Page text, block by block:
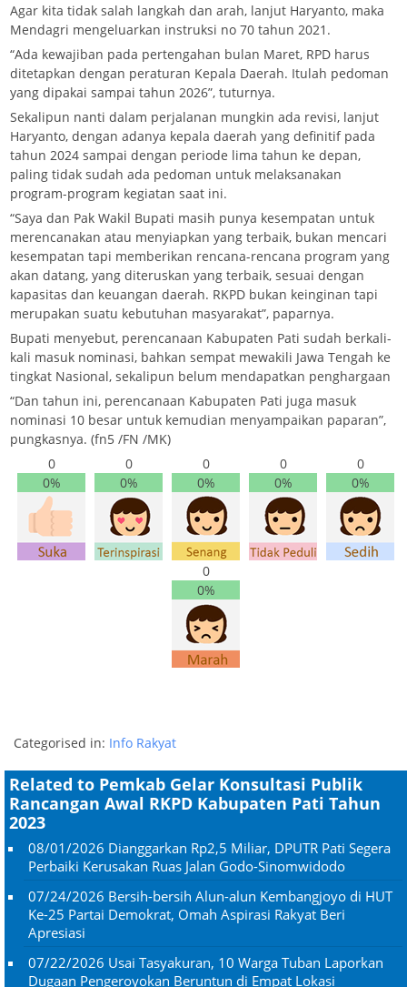
Agar kita tidak salah langkah dan arah, lanjut Haryanto, maka
Mendagri mengeluarkan instruksi no 70 tahun 2021.
“Ada kewajiban pada pertengahan bulan Maret, RPD harus
ditetapkan dengan peraturan Kepala Daerah. Itulah pedoman
yang dipakai sampai tahun 2026”, tuturnya.
Sekalipun nanti dalam perjalanan mungkin ada revisi, lanjut
Haryanto, dengan adanya kepala daerah yang definitif pada
tahun 2024 sampai dengan periode lima tahun ke depan,
paling tidak sudah ada pedoman untuk melaksanakan
program-program kegiatan saat ini.
“Saya dan Pak Wakil Bupati masih punya kesempatan untuk
merencanakan atau menyiapkan yang terbaik, bukan mencari
kesempatan tapi memberikan rencana-rencana program yang
akan datang, yang diteruskan yang terbaik, sesuai dengan
kapasitas dan keuangan daerah. RKPD bukan keinginan tapi
merupakan suatu kebutuhan masyarakat”, paparnya.
Bupati menyebut, perencanaan Kabupaten Pati sudah berkali-
kali masuk nominasi, bahkan sempat mewakili Jawa Tengah ke
tingkat Nasional, sekalipun belum mendapatkan penghargaan
“Dan tahun ini, perencanaan Kabupaten Pati juga masuk
nominasi 10 besar untuk kemudian menyampaikan paparan”,
pungkasnya. (fn5 /FN /MK)
0
0%
0
0%
0
0%
0
0%
0
0%
0
0%
Categorised in: Info Rakyat
Related to Pemkab Gelar Konsultasi Publik
Rancangan Awal RKPD Kabupaten Pati Tahun
2023
08/01/2026 Dianggarkan Rp2,5 Miliar, DPUTR Pati Segera
Perbaiki Kerusakan Ruas Jalan Godo-Sinomwidodo
07/24/2026 Bersih-bersih Alun-alun Kembangjoyo di HUT
Ke-25 Partai Demokrat, Omah Aspirasi Rakyat Beri
Apresiasi
07/22/2026 Usai Tasyakuran, 10 Warga Tuban Laporkan
Dugaan Pengeroyokan Beruntun di Empat Lokasi